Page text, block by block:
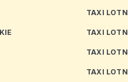
TAXI
TAXI
TAXI
TAXI